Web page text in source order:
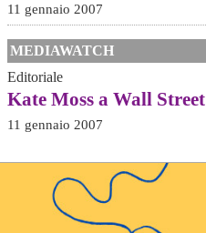
11 gennaio 2007
MEDIAWATCH
Editoriale
Kate Moss a Wall Street
11 gennaio 2007